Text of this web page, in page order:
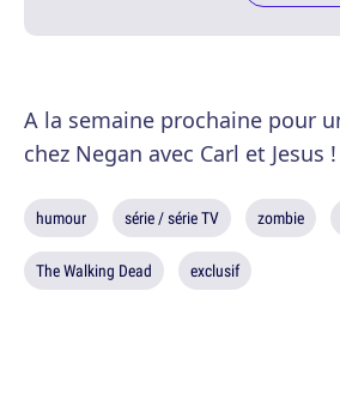
A la semaine prochaine pour
chez Negan avec Carl et Jesus !
humour série / série TV zombie
The Walking Dead exclusif